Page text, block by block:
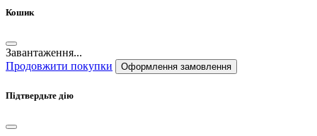
Кошик
Завантаження...
Продовжити покупки
Оформлення замовлення
Підтвердьте дію